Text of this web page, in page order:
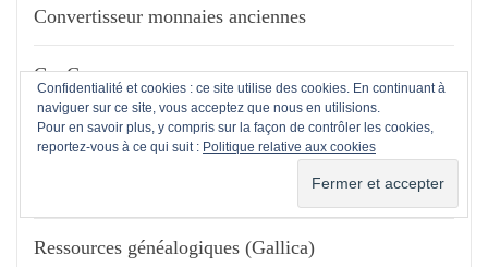
Convertisseur monnaies anciennes
GenCom.org
Le Fil d'ariane
Portail de la généalogie (Wikipédia)
Ressources généalogiques (Gallica)
Confidentialité et cookies : ce site utilise des cookies. En continuant à
naviguer sur ce site, vous acceptez que nous en utilisions.
Pour en savoir plus, y compris sur la façon de contrôler les cookies,
reportez-vous à ce qui suit : Politique relative aux cookies